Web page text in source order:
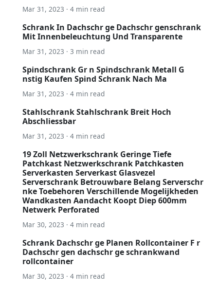
Mar 31, 2023 · 4 min read
Schrank In Dachschr ge Dachschr genschrank
Mit Innenbeleuchtung Und Transparente
Mar 31, 2023 · 3 min read
Spindschrank Gr n Spindschrank Metall G
nstig Kaufen Spind Schrank Nach Ma
Mar 31, 2023 · 4 min read
Stahlschrank Stahlschrank Breit Hoch
Abschliessbar
Mar 31, 2023 · 4 min read
19 Zoll Netzwerkschrank Geringe Tiefe
Patchkast Netzwerkschrank Patchkasten
Serverkasten Serverkast Glasvezel
Serverschrank Betrouwbare Belang Serverschr
nke Toebehoren Verschillende Mogelijkheden
Wandkasten Aandacht Koopt Diep 600mm
Netwerk Perforated
Mar 30, 2023 · 4 min read
Schrank Dachschr ge Planen Rollcontainer F r
Dachschr gen dachschr ge schrankwand
rollcontainer
Mar 30, 2023 · 4 min read